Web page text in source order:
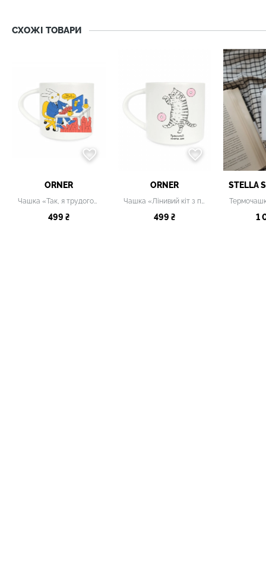
СХОЖІ ТОВАРИ
ORNER
Чашка «Так, я трудоголік» біла, 400 мл
499 ₴
ORNER
Чашка «Лінивий кіт з пончиками" біла
499 ₴
STELLA
1